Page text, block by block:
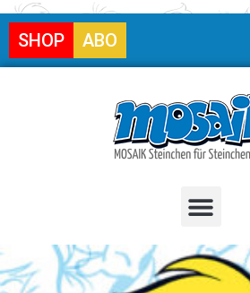
SHOP ABO